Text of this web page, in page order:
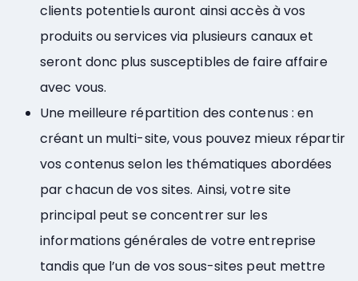
clients potentiels auront ainsi accès à vos
produits ou services via plusieurs canaux et
seront donc plus susceptibles de faire affaire
avec vous.
Une meilleure répartition des contenus : en
créant un multi-site, vous pouvez mieux répartir
vos contenus selon les thématiques abordées
par chacun de vos sites. Ainsi, votre site
principal peut se concentrer sur les
informations générales de votre entreprise
tandis que l’un de vos sous-sites peut mettre